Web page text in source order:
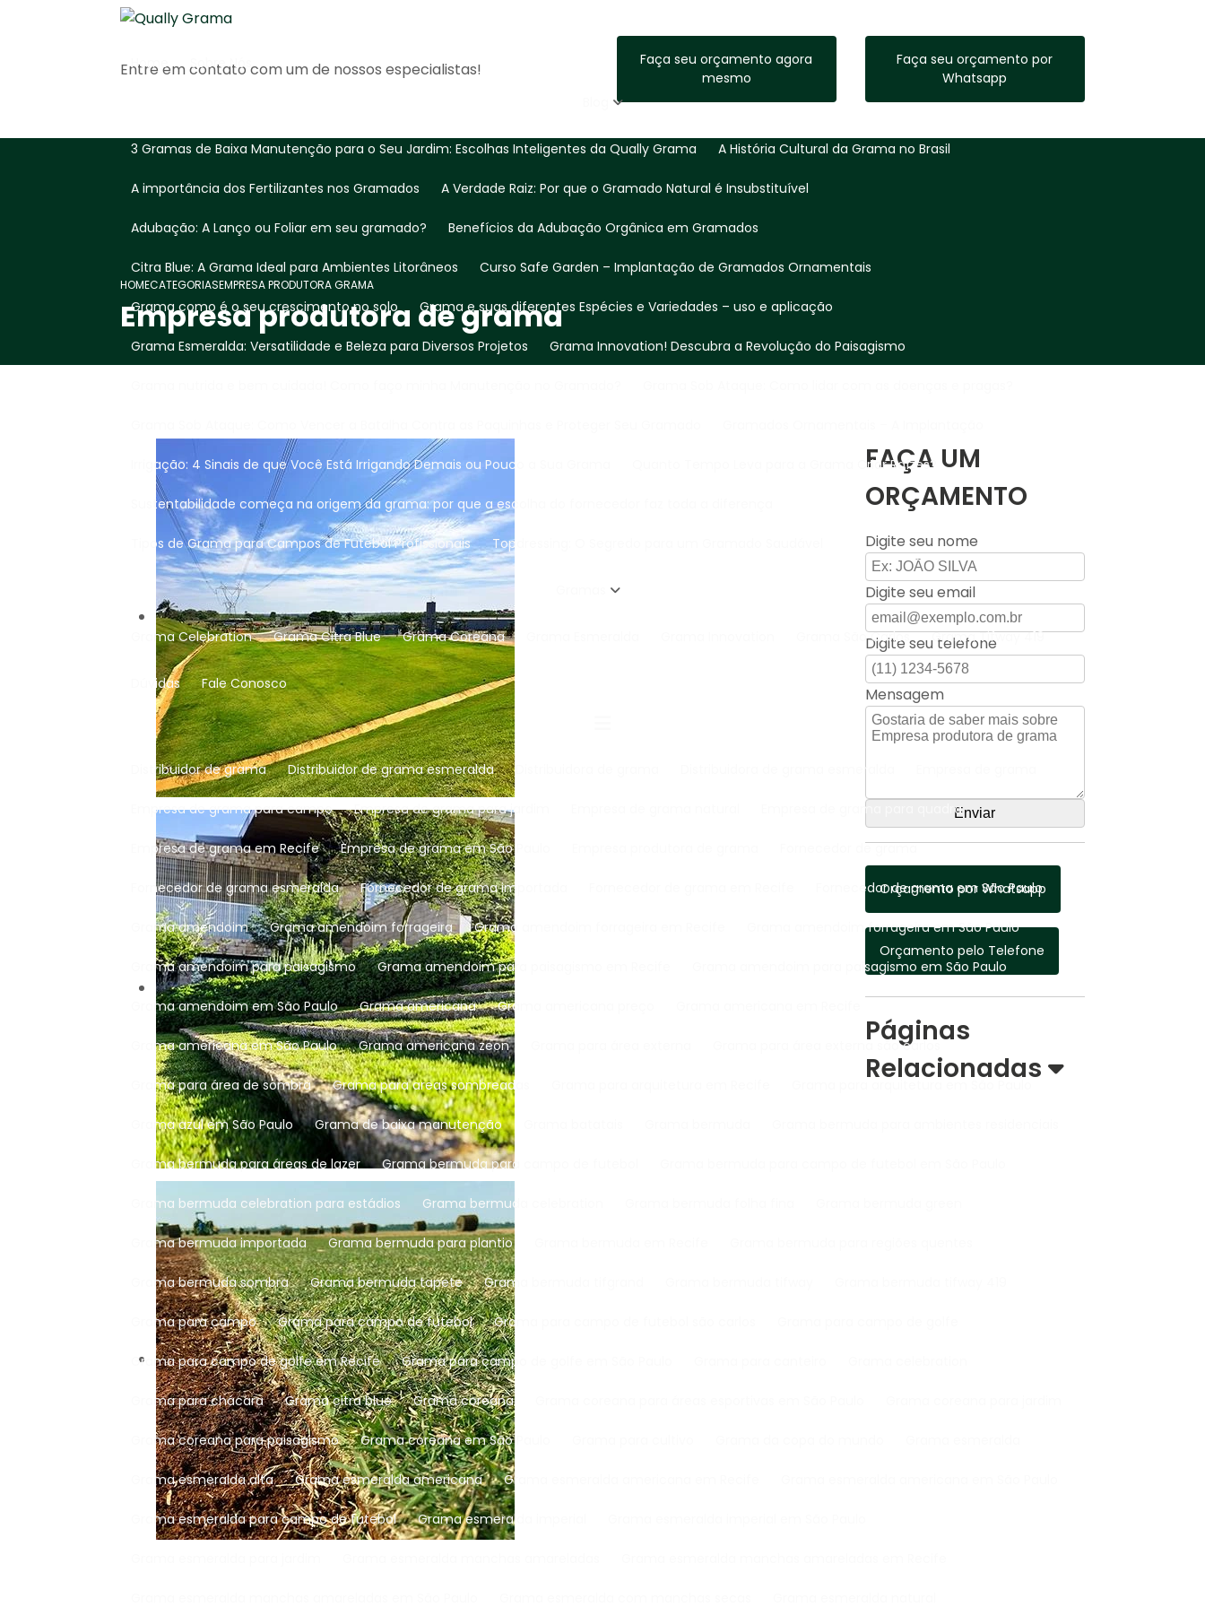
Entre em contato com um de nossos especialistas!
Faça seu orçamento agora
mesmo
Faça seu orçamento por
Whatsapp
Home Sobre Nós
3 Gramas de Baixa Manutenção para o Seu Jardim: Escolhas Inteligentes da Qually Grama A História Cultural da Grama no Brasil
A importância dos Fertilizantes nos Gramados A Verdade Raiz: Por que o Gramado Natural é Insubstituível
Adubação: A Lanço ou Foliar em seu gramado? Benefícios da Adubação Orgânica em Gramados
Citra Blue: A Grama Ideal para Ambientes Litorâneos Curso Safe Garden – Implantação de Gramados Ornamentais
Grama como é o seu crescimento no solo Grama e suas diferentes Espécies e Variedades – uso e aplicação
Grama Esmeralda: Versatilidade e Beleza para Diversos Projetos Grama Innovation! Descubra a Revolução do Paisagismo
Irrigação: 4 Sinais de que Você Está Irrigando Demais ou Pouco a Sua Grama Quanto Tempo Leva para a Grama Criar Raízes?
Sustentabilidade começa na origem da grama: por que a escolha do fornecedor faz toda a diferença
Tipos de Grama para Campos de Futebol Profissionais Topdressing: O Segredo para um Gramado Saudável
Grama Celebration Grama Citra Blue Grama Coreana Grama São Carlos Grama Tifway 419
Dúvidas Fale Conosco
Distribuidor de grama Distribuidor de grama esmeralda Distribuidora de grama esmeralda
Empresa de grama para campo Empresa de grama para jardim Empresa de grama para quadra​
Empresa de grama em Recife Empresa de grama em São Paulo Fornecedor de grama
Fornecedor de grama esmeralda Fornecedor de grama importada Fornecedor de grama em São Paulo
Grama amendoim Grama amendoim forrageira Grama amendoim forrageira em Recife Grama amendoim forrageira em São Paulo
Grama amendoim para paisagismo Grama amendoim para paisagismo em Recife Grama amendoim para paisagismo em São Paulo
Grama amendoim em São Paulo Grama americana Grama americana preço
Grama americana em São Paulo Grama americana zeon Grama para área externa são carlos
Grama para área de sombra Grama para areas sombreadas
Grama azul em São Paulo Grama de baixa manutenção
Grama bermuda para áreas de lazer Grama bermuda para campo de futebol
Grama bermuda celebration para estádios Grama bermuda celebration​
Grama bermuda importada Grama bermuda para plantio
Grama bermuda sombra Grama bermuda tapete Grama bermuda tifgrand
Grama para campo Grama para campo de futebol Grama para campo de futebol são carlos
Grama para campo de golfe em Recife Grama para campo de golfe em São Paulo
Grama para chácara Grama citra blue Grama coreana
Grama coreana para paisagismo Grama coreana em São Paulo
Grama esmeralda alta Grama esmeralda americana Grama esmeralda americana em Recife
Grama esmeralda para campo de futebol Grama esmeralda imperial
HOMECATEGORIASEMPRESA PRODUTORA GRAMA
Empresa produtora de grama
FAÇA UM
ORÇAMENTO
Digite seu nome
Digite seu email
Digite seu telefone
Mensagem
Orçamento por Whatsapp
Orçamento pelo Telefone
Páginas
Relacionadas